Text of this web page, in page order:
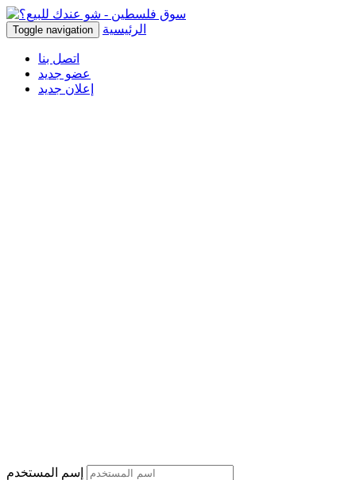
Toggle navigation الرئيسية
اتصل بنا
عضو جديد
إعلان جديد
إسم المستخدم